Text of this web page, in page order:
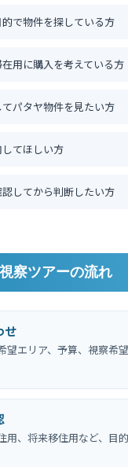
で物件を探している方
用に購入を考えている方
パタヤ物件を見たい方
てほしい方
してから判断したい方
察ツアーの流れ
せ
望エリア、予算、視察希
用、将来移住用など、目